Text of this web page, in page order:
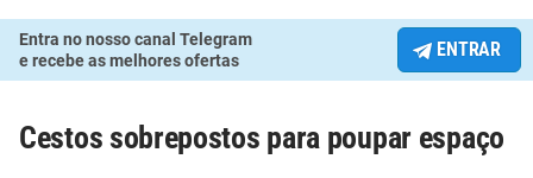
Entra no nosso canal Telegram
e recebe as melhores ofertas
ENTRAR
Cestos sobrepostos para poupar espaço